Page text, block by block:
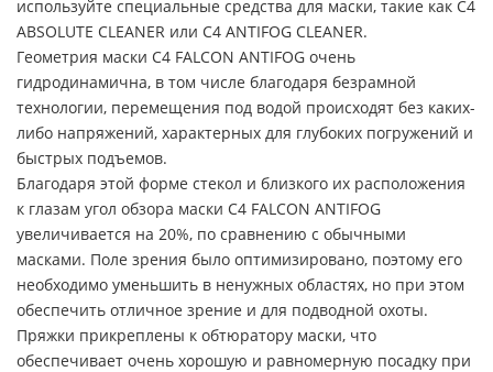
используйте специальные средства для маски, такие как C4
ABSOLUTE CLEANER или C4 ANTIFOG CLEANER.
Геометрия маски C4 FALCON ANTIFOG очень
гидродинамична, в том числе благодаря безрамной
технологии, перемещения под водой происходят без каких-
либо напряжений, характерных для глубоких погружений и
быстрых подъемов.
Благодаря этой форме стекол и близкого их расположения
к глазам угол обзора маски C4 FALCON ANTIFOG
увеличивается на 20%, по сравнению с обычными
масками. Поле зрения было оптимизировано, поэтому его
необходимо уменьшить в ненужных областях, но при этом
обеспечить отличное зрение и для подводной охоты.
Пряжки прикреплены к обтюратору маски, что
обеспечивает очень хорошую и равномерную посадку при